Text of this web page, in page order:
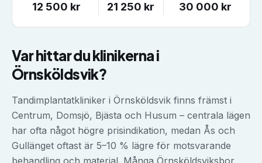
12 500 kr 21 250 kr 30 000 kr
Var hittar du klinikerna i
Örnsköldsvik?
Tandimplantatkliniker i Örnsköldsvik finns främst i
Centrum, Domsjö, Bjästa och Husum – centrala lägen
har ofta något högre prisindikation, medan Ås och
Gullänget oftast är 5–10 % lägre för motsvarande
behandling och material. Många Örnsköldsviksbor